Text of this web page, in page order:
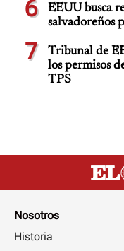
6
EEUU busca
salvadoreños
7
Tribunal de
los permisos
TPS
Nosotros
Historia